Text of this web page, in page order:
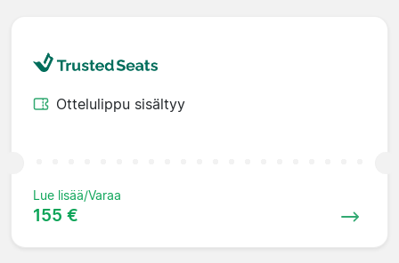
Ottelulippu sisältyy
Lue lisää/Varaa
155 €